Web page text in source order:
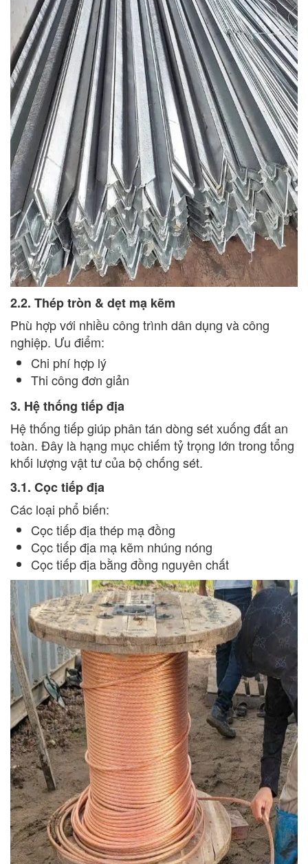
2.2. Thép tròn & dẹt mạ kẽm
Phù hợp với nhiều công trình dân dụng và công
nghiệp. Ưu điểm:
Chi phí hợp lý
Thi công đơn giản
3. Hệ thống tiếp địa
Hệ thống tiếp giúp phân tán dòng sét xuống đất an
toàn. Đây là hạng mục chiếm tỷ trọng lớn trong tổng
khối lượng vật tư của bộ chống sét.
3.1. Cọc tiếp địa
Các loại phổ biến:
Cọc tiếp địa thép mạ đồng
Cọc tiếp địa mạ kẽm nhúng nóng
Cọc tiếp địa bằng đồng nguyên chất